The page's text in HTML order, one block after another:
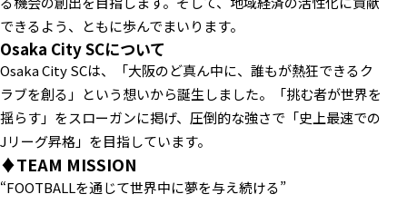
できるよう、ともに歩んでまいります。
Osaka City SCについて
Osaka City SCは、「大阪のど真ん中に、誰もが熱狂できるク
ラブを創る」という想いから誕生しました。「挑む者が世界を
揺らす」をスローガンに掲げ、圧倒的な強さで「史上最速での
Jリーグ昇格」を目指しています。
♦TEAM MISSION
“FOOTBALLを通じて世界中に夢を与え続ける”